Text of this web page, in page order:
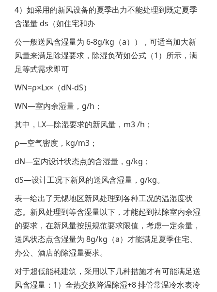
4）如采用的新风设备的夏季出力不能处理到既定夏季
含湿量 ds（如住宅和办
公一般送风含湿量为 6-8g/kg（a）），可适当加大新
风量来满足除湿要求，除湿负荷如公式（1）所示，满
足等式需求即可
WN=ρ×Lx×（dN-dS）
WN—室内余湿量，g/h；
其中，LX—除湿要求的新风量，m3 /h；
ρ—空气密度，kg/m3；
dN—室内设计状态点的含湿量，g/kg；
dS—设计工况下新风的送风含湿量，g/kg。
表一给出了无锡地区新风处理到各种工况的温湿度状
态。新风处理到等含湿量以下，才能起到祛除室内余湿
的要求，在新风量按照规范要求限值，考虑一定余量，
送风状态点含湿量为 8g/kg（a）才能满足夏季住宅、
办公、酒店的除湿量要求。
对于超低能耗建筑，采用以下几种措施才有可能满足送
风含湿量：1）全热交换降温除湿+8 排管常温冷水表冷